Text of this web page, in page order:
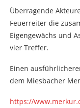
Überragende
Feuerreiter die
Eigengewächs und
vier Treffer.
Einen
dem Miesbacher
https://